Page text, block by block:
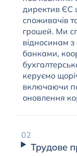
директив ЄС
споживачів
грошей. Ми
відносинам
банками,
керуємо
включаючи
оновлення
Трудове